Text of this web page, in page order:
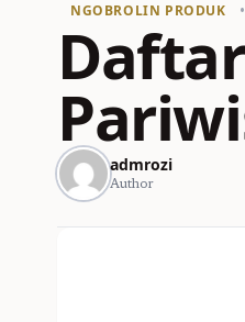
NGOBROLIN PRODUK •
admrozi
Author